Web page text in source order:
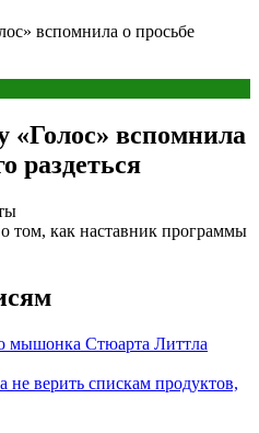
вспомнила о просьбе
«Голос» вспомнила
раздеться
том, как наставник программы
мышонка Стюарта Литтла
не верить спискам продуктов,